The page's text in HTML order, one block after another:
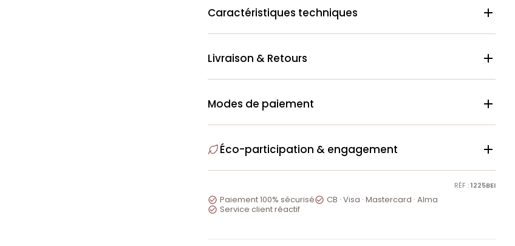
Caractéristiques techniques 
Livraison & Retours 
Modes de paiement 
Éco-participation & engagement 
RÉF :1225BEI
 Paiement 100% sécurisé CB · Visa · Mastercard · Alma
 Service client réactif